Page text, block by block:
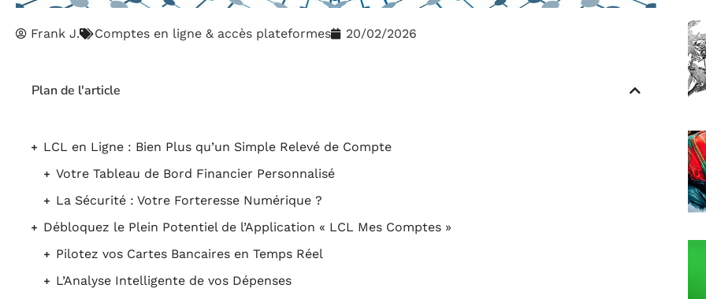
Frank J. Comptes en ligne & accès plateformes 20/02/2026
Plan de l'article
LCL en Ligne : Bien Plus qu’un Simple Relevé de Compte
Votre Tableau de Bord Financier Personnalisé
La Sécurité : Votre Forteresse Numérique ?️
Débloquez le Plein Potentiel de l’Application « LCL Mes Comptes »
Pilotez vos Cartes Bancaires en Temps Réel
L’Analyse Intelligente de vos Dépenses